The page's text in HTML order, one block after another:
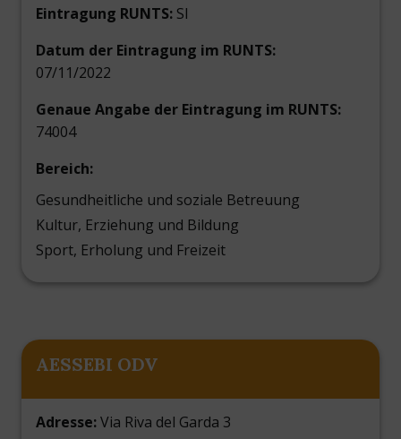
Eintragung RUNTS: SI
Datum der Eintragung im RUNTS:
07/11/2022
Genaue Angabe der Eintragung im RUNTS:
74004
Bereich:
Gesundheitliche und soziale Betreuung
Kultur, Erziehung und Bildung
Sport, Erholung und Freizeit
AESSEBI ODV
Adresse:Via Riva del Garda 3